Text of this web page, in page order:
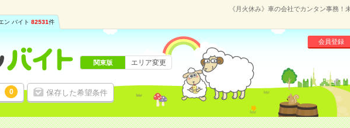
《月火休み》車の会社でカンタン事務！
ン バイト 82531件
0 保存した希望条件
会員登録
関東版 エリア変更